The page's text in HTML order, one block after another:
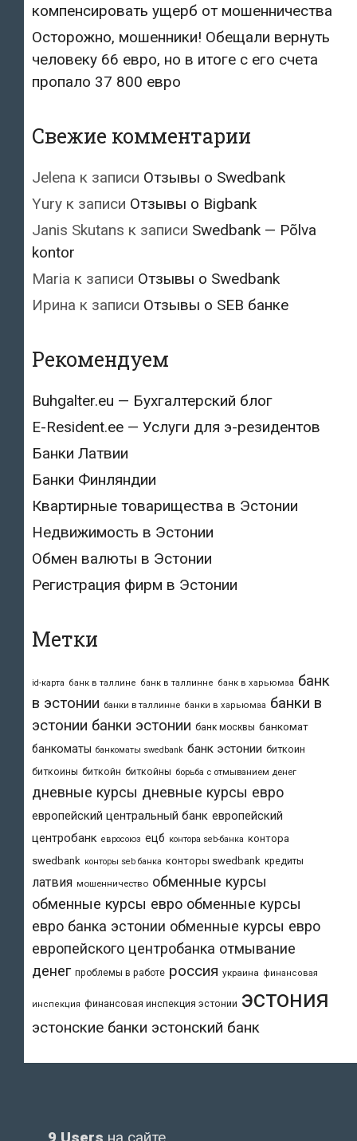
компенсировать ущерб от мошенничества
Осторожно, мошенники! Обещали вернуть
человеку 66 евро, но в итоге с его счета
пропало 37 800 евро
Свежие комментарии
Jelena к записи Отзывы о Swedbank
Yury к записи Отзывы о Bigbank
Janis Skutans к записи Swedbank — Põlva
kontor
Maria к записи Отзывы о Swedbank
Ирина к записи Отзывы о SEB банке
Рекомендуем
Buhgalter.eu — Бухгалтерский блог
E-Resident.ee — Услуги для э-резидентов
Банки Латвии
Банки Финляндии
Квартирные товарищества в Эстонии
Недвижимость в Эстонии
Обмен валюты в Эстонии
Регистрация фирм в Эстонии
Метки
id-карта банк в таллине банк в таллинне банк в харьюмаа банк
в эстонии банки в таллинне банки в харьюмаа банки в
эстонии банки эстонии банк москвы банкомат
банкоматы банкоматы swedbank банк эстонии биткоин
биткоины биткойн биткойны борьба с отмыванием денег
дневные курсы дневные курсы евро
европейский центральный банк европейский
центробанк евросоюз ецб контора seb-банка контора
swedbank конторы seb банка конторы swedbank кредиты
латвия мошенничество обменные курсы
обменные курсы евро обменные курсы
евро банка эстонии обменные курсы евро
европейского центробанка отмывание
денег проблемы в работе россия украина финансовая
инспекция финансовая инспекция эстонии эстония
эстонские банки эстонский банк